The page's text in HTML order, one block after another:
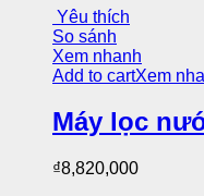
Yêu thích
So sánh
Xem nhanh
Add to cartXem
Máy lọc
₫8,820,000